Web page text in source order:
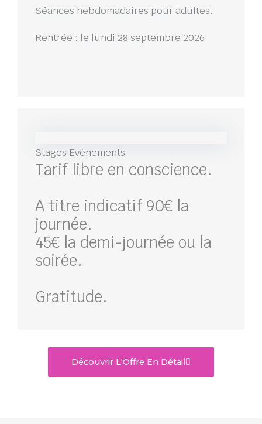
Séances hebdomadaires pour adultes.
Rentrée : le lundi 28 septembre 2026
Stages Evénements
Tarif libre en conscience.
A titre indicatif 90€ la
journée.
45€ la demi-journée ou la
soirée.
Gratitude.
Découvrir L'Offre En Détail